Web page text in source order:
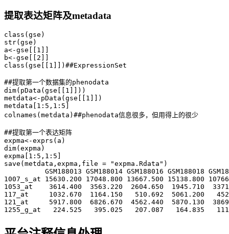
提取表达矩阵及metadata
class(gse)
str(gse)
a<-gse[[1]]
b<-gse[[2]]
class(gse[[1]])##ExpressionSet
##提取第一个数据集的phenodata
dim(pData(gse[[1]]))
metdata<-pData(gse[[1]])
metdata[1:5,1:5]
colnames(metdata)##phenodata信息很多，但用得上的很少
##提取第一个表达矩阵
expma<-exprs(a)
dim(expma)
expma[1:5,1:5]
save(metdata,expma,file = "expma.Rdata")
GSM188013 GSM188014 GSM188016 GSM188018
1007_s_at 15630.200 17048.800 13667.500 15138.800
1053_at    3614.400  3563.220  2604.650  1945.710
117_at     1032.670  1164.150   510.692  5061.200
121_at     5917.800  6826.670  4562.440  5870.130
1255_g_at   224.525   395.025   207.087   164.835